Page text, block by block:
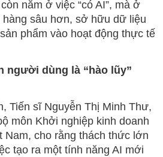
nằm ở việc “có AI”, mà ở
hàng sâu hơn, sở hữu dữ liệu
phẩm vào hoạt động thực tế
người dùng là “hào lũy”
Tiến sĩ Nguyễn Thị Minh Thư,
môn Khởi nghiệp kinh doanh
Nam, cho rằng thách thức lớn
tạo ra một tính năng AI mới